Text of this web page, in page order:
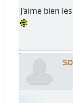
J'aime bien